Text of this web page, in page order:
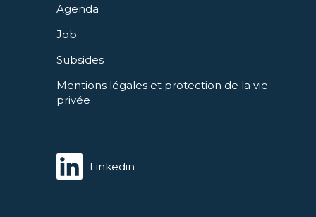
Agenda
Job
Subsides
Mentions légales et protection de la vie
privée
Linkedin